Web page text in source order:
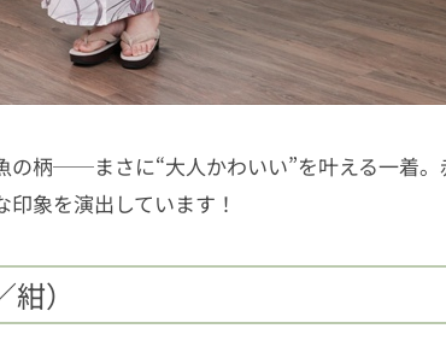
の柄──まさに“大人かわいい”を叶える一着。
象を演出しています！
）